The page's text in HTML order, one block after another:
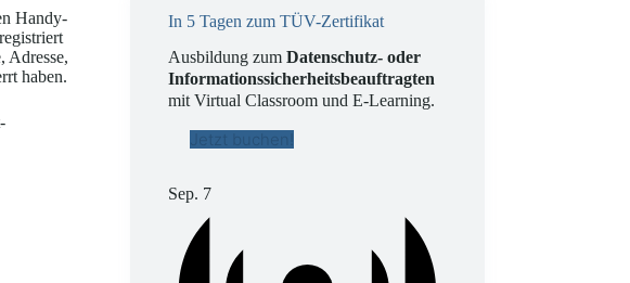
Handy-
Adresse,
haben.
In 5 Tagen zum TÜV-Zertifikat
Ausbildung zumDatenschutz- oder
Informationssicherheitsbeauftragten
mit Virtual Classroom und E-Learning.
Jetzt buchen!
Sep. 7